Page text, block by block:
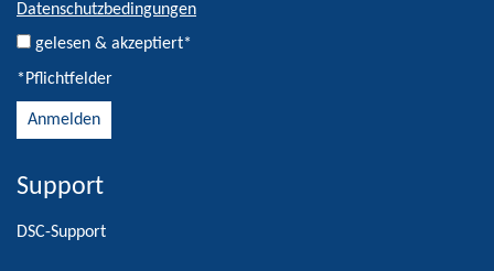
Datenschutzbedingungen
gelesen & akzeptiert*
*Pflichtfelder
Alternative:
Support
DSC-Support